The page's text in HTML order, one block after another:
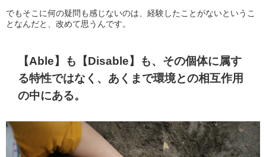
でもそこに何の疑問も感じないのは、経験したことがないというこ
となんだと、改めて思うんです。
【Able】も【Disable】も、その個体に属す
る特性ではなく、あくまで環境との相互作用
の中にある。